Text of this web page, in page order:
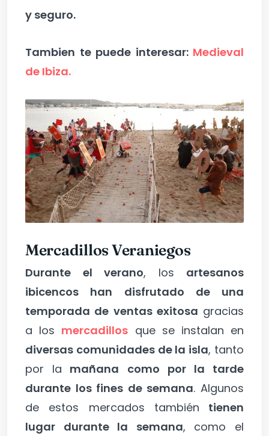
y seguro.
Tambien te puede interesar: Medieval
de Ibiza.
Mercadillos Veraniegos
Durante el verano, los artesanos
ibicencos han disfrutado de una
temporada de ventas exitosa gracias
a los mercadillos que se instalan en
diversas comunidades de la isla, tanto
por la mañana como por la tarde
durante los fines de semana. Algunos
de estos mercados también tienen
lugar durante la semana, como el